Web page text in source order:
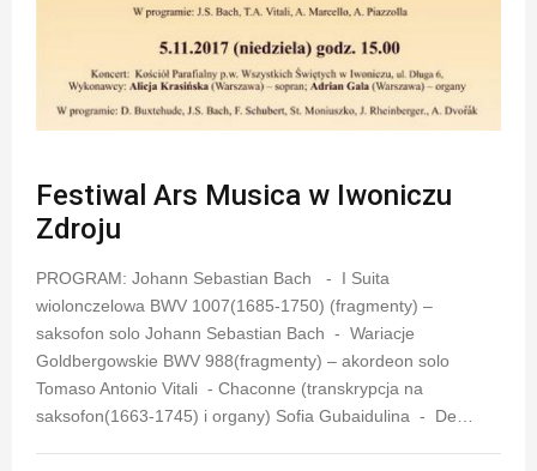
Festiwal Ars Musica w Iwoniczu
Zdroju
PROGRAM: Johann Sebastian Bach - I Suita
wiolonczelowa BWV 1007(1685-1750) (fragmenty) –
saksofon solo Johann Sebastian Bach - Wariacje
Goldbergowskie BWV 988(fragmenty) – akordeon solo
Tomaso Antonio Vitali - Chaconne (transkrypcja na
saksofon(1663-1745) i organy) Sofia Gubaidulina - De…